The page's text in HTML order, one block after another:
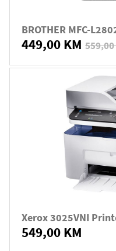
BROTHER MFC-
449,00 KM 559,00
Xerox 3025VNI
549,00 KM